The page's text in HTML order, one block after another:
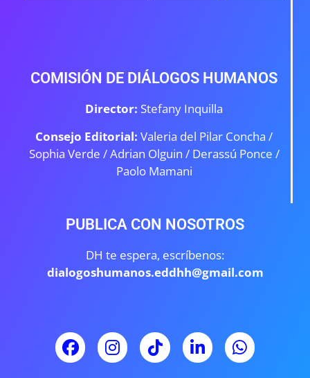
COMISIÓN DE DIÁLOGOS HUMANOS
Director: Stefany Inquilla
Consejo Editorial: Valeria del Pilar Concha /
Sophia Verde /Adrian Olguin / Derassú Ponce /
Paolo Mamani
PUBLICA CON NOSOTROS
DH te espera, escríbenos:
dialogoshumanos.eddhh@gmail.com